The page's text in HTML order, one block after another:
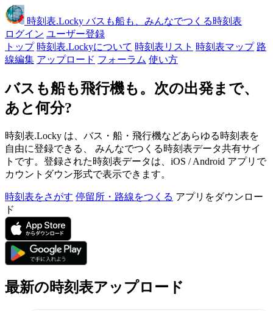
時刻表.Locky バスも船も、みんなでつくる時刻表
ログイン ユーザー登録
トップ 時刻表.Lockyについて 時刻表リスト 時刻表マップ 路
線編集 アップロード フォーラム 使い方
バスも船も飛行機も。次の出発まで、
あと何分?
時刻表.Locky は、バス・船・飛行機などあらゆる時刻表を
自由に登録できる、 みんなでつくる時刻表データ共有サイ
トです。登録された時刻表データは、iOS / Android アプリで
カウントダウン形式で表示できます。
時刻表をさがす 停留所・路線をつくる アプリをダウンロー
ド
最新の時刻表アップロード